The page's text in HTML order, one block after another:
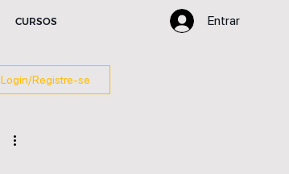
CURSOS Entrar
Login/Registre-se